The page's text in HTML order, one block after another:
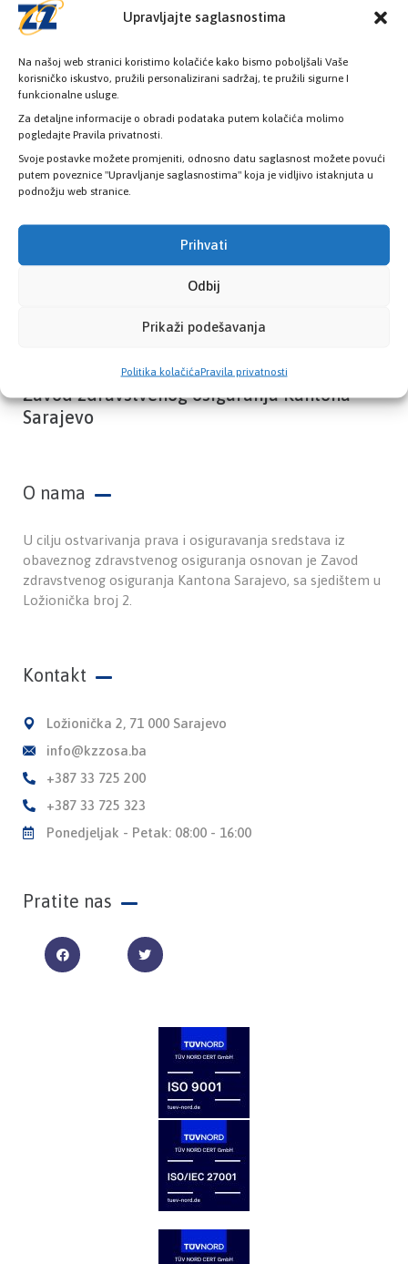
Upravljajte saglasnostima
Na našoj web stranici koristimo kolačiće kako bismo poboljšali Vaše
korisničko iskustvo, pružili personalizirani sadržaj, te pružili sigurne I
funkcionalne usluge.
Za detaljne informacije o obradi podataka putem kolačića molimo
pogledajte Pravila privatnosti.
Svoje postavke možete promjeniti, odnosno datu saglasnost možete povući
putem poveznice "Upravljanje saglasnostima" koja je vidljivo istaknjuta u
podnožju web stranice.
Prihvati
Odbij
Prikaži podešavanja
Politika kolačićaPravila privatnosti
Provjerite status vaše elektronske
zdravstvene kartice
PROVJERITE STATUS
Zavod zdravstvenog osiguranja Kantona
Sarajevo
O nama
U cilju ostvarivanja prava i osiguravanja sredstava iz
obaveznog zdravstvenog osiguranja osnovan je Zavod
zdravstvenog osiguranja Kantona Sarajevo, sa sjedištem u
Ložionička broj 2.
Kontakt
Ložionička 2, 71 000 Sarajevo
info@kzzosa.ba
+387 33 725 200
+387 33 725 323
Ponedjeljak - Petak: 08:00 - 16:00
Pratite nas